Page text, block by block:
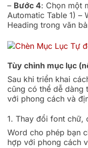
– Bước 4: Chọn một
Automatic Table 1) –
Heading trong văn
Tùy chỉnh mục lục
Sau khi triển khai
cũng có thể dễ dàng
với phong cách và
1. Thay đổi font chữ,
Word cho phép bạn
hợp với phong cách